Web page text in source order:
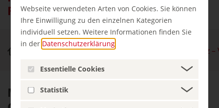
Webseite verwendeten Arten von Cookies. Sie können
Ihre Einwilligung zu den einzelnen Kategorien
individuell setzen. Weitere Informationen finden Sie
in der Datenschutzerklärung
Essentielle Cookies
Statistik
Frankenjura
Natur & Aktiv Naturpark Fränkische Schweiz
Mit einer Fläche von über 2.300